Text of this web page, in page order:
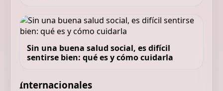
Sin una buena salud social, es difícil
sentirse bien: qué es y cómo cuidarla
Internacionales